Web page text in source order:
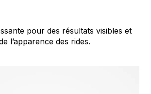
pour des résultats visibles et
l’apparence des rides.